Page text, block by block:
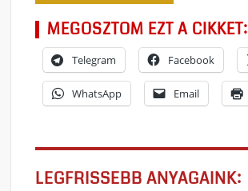
MEGOSZTOM EZT A CIKKET:
Telegram Facebook
WhatsApp Email
LEGFRISSEBB ANYAGAINK: